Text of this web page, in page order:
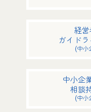
経
ガイド
(中小
中小企
相談
(中小